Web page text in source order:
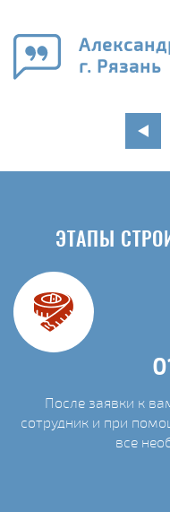
г. Рязань
ЭТАПЫ
После заявки к
сотрудник и при
все